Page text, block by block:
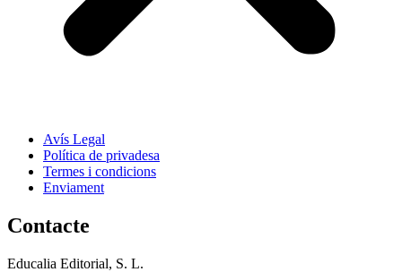
Avís Legal
Política de privadesa
Termes i condicions
Enviament
Contacte
Educalia Editorial, S. L.